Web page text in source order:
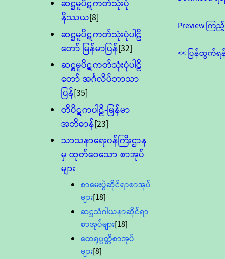
ဆဋ္ဌမူပိဋကတ်သုံးပုံ
နိဿယ[8]
ဆဋ္ဌမူပိဋကတ်သုံးပုံပါဠိ
တော် မြန်မာပြန်[32]
ဆဋ္ဌမူပိဋကတ်သုံးပုံပါဠိ
တော် အင်္ဂလိပ်ဘာသာ
ပြန်[35]
တိပိဋကပါဠိ-မြန်မာ
အဘိဓာန်[23]
သာသနာရေး၀န်ကြီးဌာန
မှ ထုတ်ဝေသော စာအုပ်
များ
စာမေးပွဲဆိုင်ရာစာအုပ်
များ[18]
ဆဋ္ဌသံဂါယနာဆိုင်ရာ
စာအုပ်များ[18]
ထေရုပ္ပတ္တိစာအုပ်
များ[8]
Preview ကြ
<< ပြန်ထွက်ရ